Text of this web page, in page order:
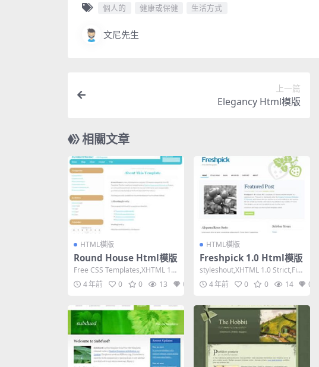
個人的 健康或保健 生活方式
文尼先生
上一篇
Elegancy Html模版
相關文章
HTML模版
Round House Html模版
Free CSS Templates,XHTML 1.0
Strict,Flui...
4 年前 0 0 13 0
HTML模版
Freshpick 1.0 Html模版
styleshout,XHTML 1.0 Strict,Fix
ed Width,...
4 年前 0 0 14 0